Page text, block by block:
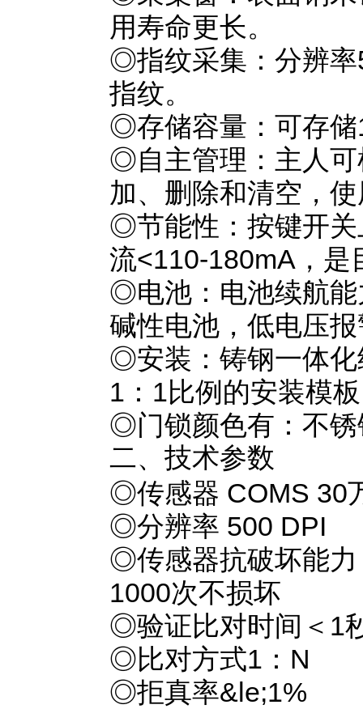
用寿命更长。
◎指纹采集：分辨率
指纹。
◎存储容量：可存储
◎自主管理：主人可
加、删除和清空，
◎节能性：按键开关
流<110-180mA，
◎电池：电池续航能
碱性电池，低电压
◎安装：铸钢一体化
1：1比例的安装模
◎门锁颜色有：不锈
二、技术参数
◎传感器 COMS 30
◎分辨率 500 DPI
◎传感器抗破坏能力
1000次不损坏
◎验证比对时间＜1
◎比对方式1：N
◎拒真率&le;1%